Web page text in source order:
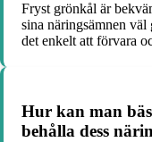
Fryst grönkål är
sina näringsämnen väl
det enkelt att förvara
Hur kan man
behålla dess